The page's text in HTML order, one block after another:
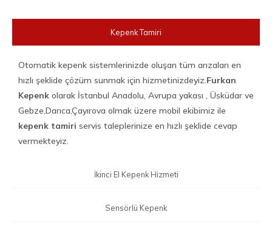
Kepenk Tamiri
İkinci El Kepenk Hizmeti
Sensörlü Kepenk
Otomatik kepenk sistemlerinizde oluşan tüm arızaları en
hızlı şeklide çözüm sunmak için hizmetinizdeyiz.Furkan
Kepenk olarak İstanbul Anadolu, Avrupa yakası , Üsküdar ve
Gebze,Darıca,Çayırova olmak üzere mobil ekibimiz ile
kepenk tamiri servis taleplerinize en hızlı şeklide cevap
vermekteyiz.